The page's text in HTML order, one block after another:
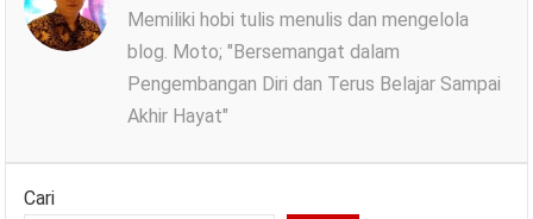
Memiliki hobi tulis menulis dan mengelola
blog. Moto; "Bersemangat dalam
Pengembangan Diri dan Terus Belajar Sampai
Akhir Hayat"
Cari